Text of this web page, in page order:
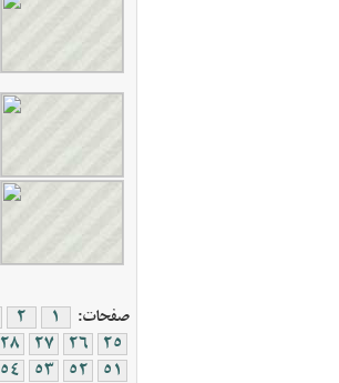
صفحات: 1
2
25
26
27
28
51
52
53
54